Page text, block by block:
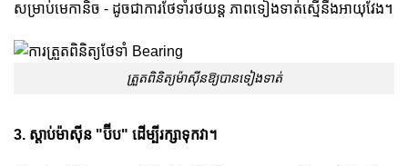
សម្រាប់មេកានិច - ដូចជាការថែទាំរថយន្ត ភាពទៀងទាត់ស្មើនឹងអាយុវែង។
ត្រួតពិនិត្យម៉ាស៊ីនឱ្យបានទៀងទាត់
3. ស្តាប់ម៉ាស៊ីន "ប៊ីប" ដើម្បីរក្សាទុកវា។